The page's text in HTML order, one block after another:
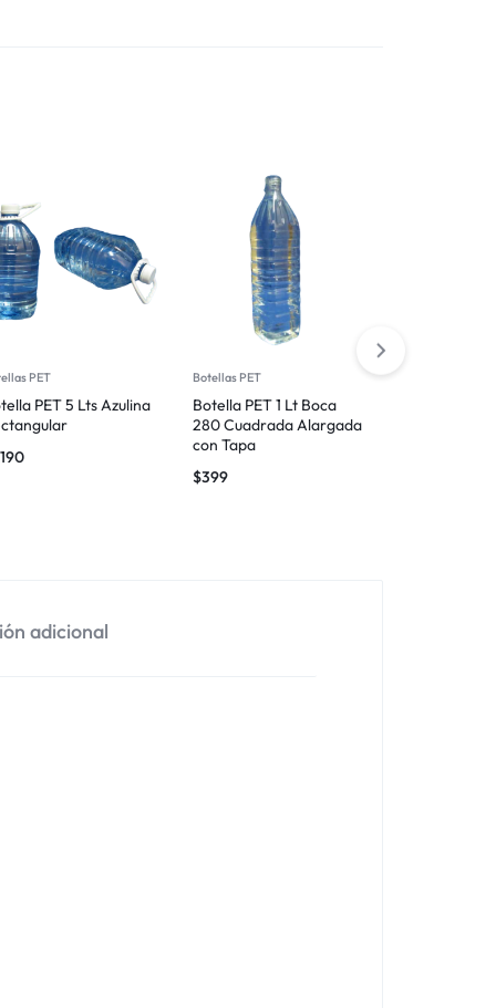
PET
PET 5 Lts Azulina
Botellas PET
Botella PET 1 Lt Boca
280 Cuadrada Alargada
con Tapa
$399
adicional